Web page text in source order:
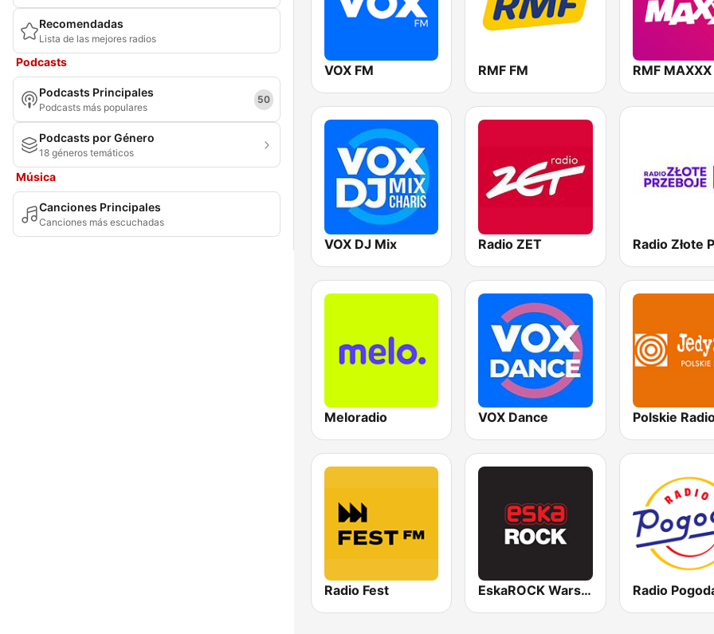
Recomendadas
Lista de las mejores radios
Podcasts
Podcasts Principales
Podcasts más populares
50
Podcasts por Género
18 géneros temáticos
Música
Canciones Principales
Canciones más escuchadas
VOX FM RMF FM RMF MAXXX
VOX DJ Mix Radio ZET
Meloradio VOX Dance
Radio Fest EskaROCK Warszawa Radio